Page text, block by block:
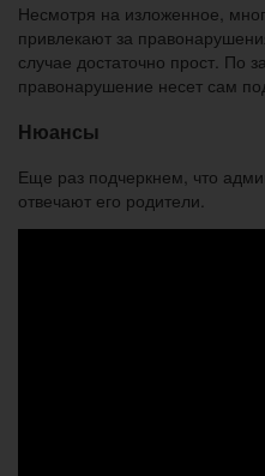
Несмотря на изложенное,
привлекают за
случае достаточно прост. По
правонарушение несет сам
Нюансы
Еще раз подчеркнем, что
отвечают его родители.